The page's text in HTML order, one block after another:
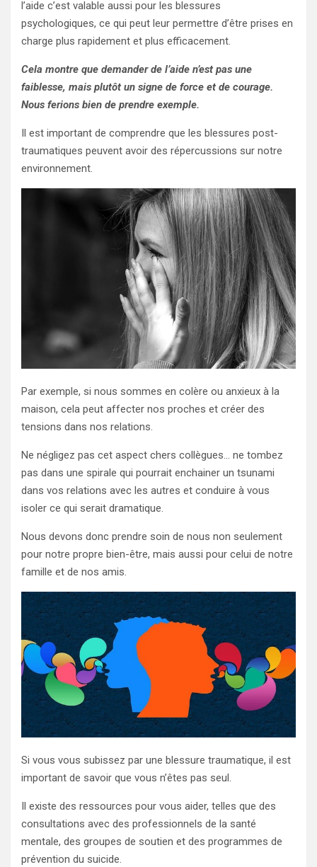
l’aide c’est valable aussi pour les blessures
psychologiques, ce qui peut leur permettre d’être prises en
charge plus rapidement et plus efficacement.
Cela montre que demander de l’aide n’est pas une
faiblesse, mais plutôt un signe de force et de courage.
Nous ferions bien de prendre exemple.
Il est important de comprendre que les blessures post-
traumatiques peuvent avoir des répercussions sur notre
environnement.
Par exemple, si nous sommes en colère ou anxieux à la
maison, cela peut affecter nos proches et créer des
tensions dans nos relations.
Ne négligez pas cet aspect chers collègues… ne tombez
pas dans une spirale qui pourrait enchainer un tsunami
dans vos relations avec les autres et conduire à vous
isoler ce qui serait dramatique.
Nous devons donc prendre soin de nous non seulement
pour notre propre bien-être, mais aussi pour celui de notre
famille et de nos amis.
Si vous vous subissez par une blessure traumatique, il est
important de savoir que vous n’êtes pas seul.
Il existe des ressources pour vous aider, telles que des
consultations avec des professionnels de la santé
mentale, des groupes de soutien et des programmes de
prévention du suicide.